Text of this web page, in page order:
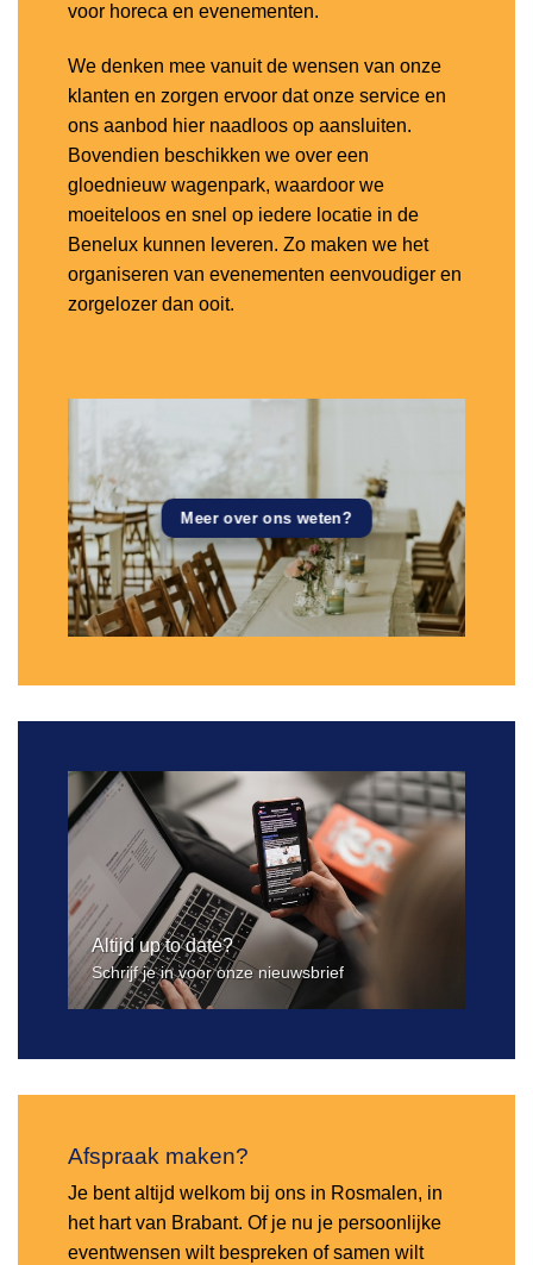
voor horeca en evenementen.
We denken mee vanuit de wensen van onze
klanten en zorgen ervoor dat onze service en
ons aanbod hier naadloos op aansluiten.
Bovendien beschikken we over een
gloednieuw wagenpark, waardoor we
moeiteloos en snel op iedere locatie in de
Benelux kunnen leveren. Zo maken we het
organiseren van evenementen eenvoudiger en
zorgelozer dan ooit.
Meer over ons weten?
Altijd up to date?
Schrijf je in voor onze nieuwsbrief
Afspraak maken?
Je bent altijd welkom bij ons in Rosmalen, in
het hart van Brabant. Of je nu je persoonlijke
eventwensen wilt bespreken of samen wilt